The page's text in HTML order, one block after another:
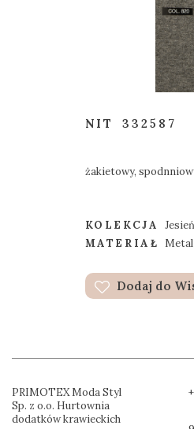
NIT 332587
żakietowy,
KOLEKCJA
MATERIAŁ Metal
Dodaj do
PRIMOTEX Moda Styl
Sp. z o.o. Hurtownia
dodatków krawieckich